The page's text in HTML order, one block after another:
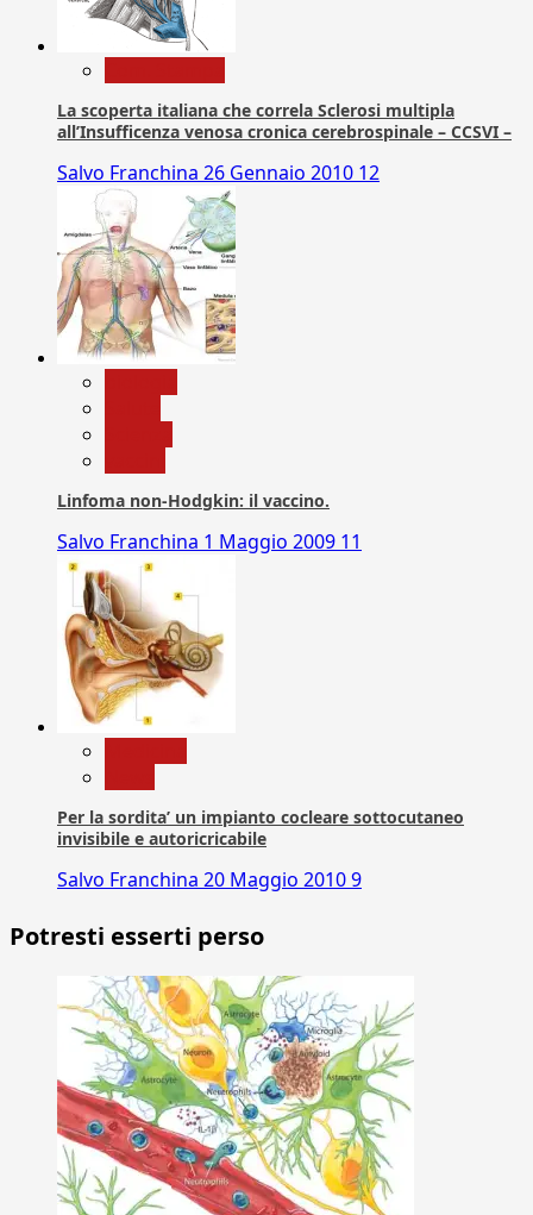
La scoperta italiana che correla Sclerosi multipla
all’Insufficenza venosa cronica cerebrospinale – CCSVI –
Salvo Franchina 26 Gennaio 2010 12
Linfoma non-Hodgkin: il vaccino.
Salvo Franchina 1 Maggio 2009 11
Per la sordita’ un impianto cocleare sottocutaneo
invisibile e autoricricabile
Salvo Franchina 20 Maggio 20109
Potresti esserti perso